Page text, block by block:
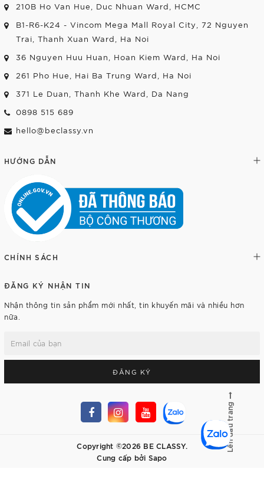
210B Ho Van Hue, Duc Nhuan Ward, HCMC
B1-R6-K24 - Vincom Mega Mall Royal City, 72 Nguyen
Trai, Thanh Xuan Ward, Ha Noi
36 Nguyen Huu Huan, Hoan Kiem Ward, Ha Noi
261 Pho Hue, Hai Ba Trung Ward, Ha Noi
371 Le Duan, Thanh Khe Ward, Da Nang
0898 515 689
hello@beclassy.vn
HƯỚNG DẪN
CHÍNH SÁCH
ĐĂNG KÝ NHẬN TIN
Nhận thông tin sản phẩm mới nhất, tin khuyến mãi và nhiều hơn
nữa.
ĐĂNG KÝ
Copyright ©2026 BE CLASSY.
Cung cấp bởi Sapo
Lên đầu trang